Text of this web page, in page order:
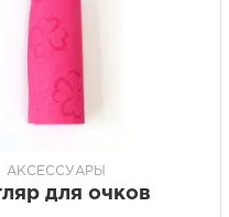
АКСЕССУАРЫ
для очков